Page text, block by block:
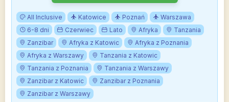
All Inclusive Katowice Poznań
Warszawa
6-8 dni
Czerwiec Lato Afryka
Tanzania
Zanzibar
Afryka z Katowic
Afryka z Poznania
Afryka z Warszawy
Tanzania z Katowic
Tanzania z Poznania
Tanzania z Warszawy
Zanzibar z Katowic
Zanzibar z Poznania
Zanzibar z Warszawy